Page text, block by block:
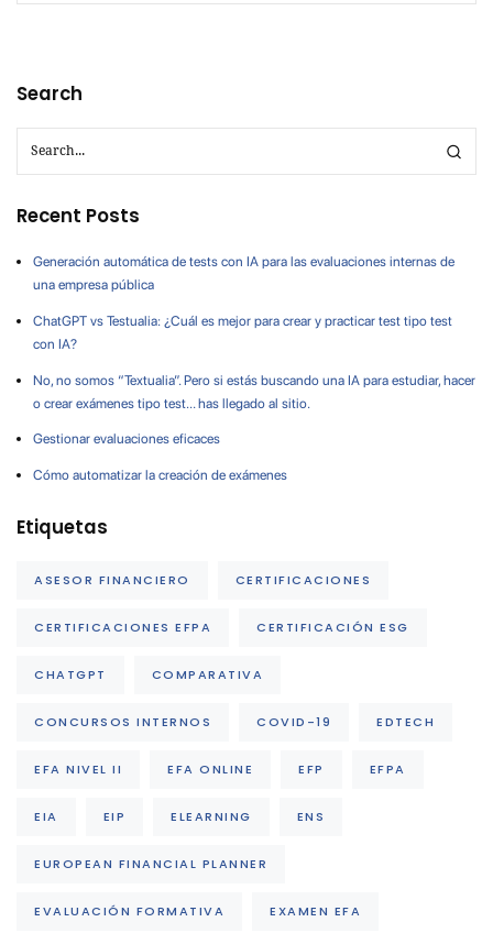
Search
Recent Posts
Generación automática de tests con IA para las evaluaciones internas de
una empresa pública
ChatGPT vs Testualia: ¿Cuál es mejor para crear y practicar test tipo test
con IA?
No, no somos “Textualia”. Pero si estás buscando una IA para estudiar, hacer
o crear exámenes tipo test… has llegado al sitio.
Gestionar evaluaciones eficaces
Cómo automatizar la creación de exámenes
Etiquetas
ASESOR FINANCIERO CERTIFICACIONES
CERTIFICACIONES EFPA CERTIFICACIÓN ESG
CHATGPT COMPARATIVA
CONCURSOS INTERNOS COVID-19 EDTECH
EFA NIVEL II EFA ONLINE EFP EFPA
EIA EIP ELEARNING ENS
EUROPEAN FINANCIAL PLANNER
EVALUACIÓN FORMATIVA EXAMEN EFA